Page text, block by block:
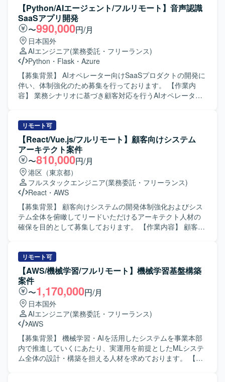
データベース連携やクエリ作成も実施していただきます。
既存機能の仕様把握や改修内容の整理、レビュー対応など
も行っていただきます。 【求める人物像】 開発メンバーや
関係者と能動的にコミュニケーションを取りながら、自ら
課題を発見し改善提案ができる方を求めております。既存
システムの仕様をキャッチアップしつつ、品質と効率の両
立を意識して開発を進められる方が望ましいです。 【ポジ
ションの魅力】 業務系Webアプリケーション開発におい
て、基本設計から単体テストまで一貫して携わることがで
きるため、上流から下流までの開発経験を積むことができ
す。 【開発環境】 VB.NETおよびASP.NETを用いたWebア
プリケーション開発環境上で、SQLを利用したデータベー
ス連携を行います。
【Python/AIエージェント/フルリモート】音声認識
SaaSアプリ開発
〜990,000円/月
日本国外
AIエンジニア(業務委託・フリーランス)
Python ・ Flask ・ Azure
【募集背景】 AIオペレーター向けSaaSプロダクトの開発に
伴い、体制強化のため募集を行っております。 【作業内
容】 業務シナリオに基づき顧客対応を行うAIオペレーター
ェント開発を通じて最適な対話フローを構築していただき
ます。また、AIエージェントのタスク分解やツール連携、
ワークフロー設計、エージェント精度向上のための評価指
標設計や改善サイクル設計、RAG最適化などにも携わって
いただきます。 【求める人物像】 生成AIやLLM技術への関
心が高く、新しい技術要素を自らキャッチアップしながら
プロダクトに取り込んでいける方を求めております。チー
ムメンバーと協調しつつも、自走的に課題を発見し解決へ
と導ける方を歓迎いたします。 【ポジションの魅力】 音声
認識とAIエージェント技術を組み合わせたSaaSプロダクト
の中核に関わることができ、LLM連携やRAG最適化など先
機会が大きいポジションです。 【開発環境】 Python、
FastAPI、Flask、LLM、LangChain、LangGraph、RAG、
Azure、AKS、Foundry、AI Search、音声認識AIを利用して
開発を行っております。
リモート可
【React/Vue.js/フルリモート】顧客向けシステム
アーキテクト案件
〜810,000円/月
港区（東京都）
フルスタックエンジニア(業務委託・フリーランス)
React ・ AWS
【募集背景】 顧客向けシステムの開発体制強化およびシス
テム全体を俯瞰してリードいただけるアーキテクト人材の
確保を目的として募集しております。 【作業内容】 顧客向
インフラ構築、運用フェーズの改善まで一気通貫で担当い
ただきます。 フロントエンドからインフラまでシステム全
体を俯瞰し、技術選定の判断や技術的負債の解消、顧客へ
の技術提案などを主導していただきます。 【求める人物
像】 システム全体を俯瞰しながら、フロントエンドからバ
ックエンド、インフラまで一貫して主体的に関わることが
できる方を求めております。 顧客とのコミュニケーション
を通じて技術提案を行い、技術的負債の解消や継続的な改
善をリードしていただける方が望ましいです。 【ポジショ
ンの魅力】 フロントエンドからインフラまで幅広い技術領
域に関わりながら、アーキテクトとして技術選定やシステ
リモート可
【AWS/機械学習/フルリモート】機械学習基盤構築
案件
〜1,170,000円/月
日本国外
AIエンジニア(業務委託・フリーランス)
AWS
【募集背景】 機械学習・AIを活用したシステムを事業本部
内で推進していくにあたり、実運用を前提としたMLシステ
ム全体の設計・構築を担える人材を求めております。 【作